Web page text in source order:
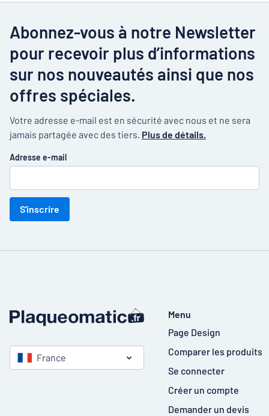
Abonnez-vous à notre Newsletter
pour recevoir plus d’informations
sur nos nouveautés ainsi que nos
offres spéciales.
Votre adresse e-mail est en sécurité avec nous et ne sera
jamais partagée avec des tiers. Plus de détails.
Adresse e-mail
S'inscrire
France
Menu
Page Design
Comparer les produits
Se connecter
Créer un compte
Demander un devis